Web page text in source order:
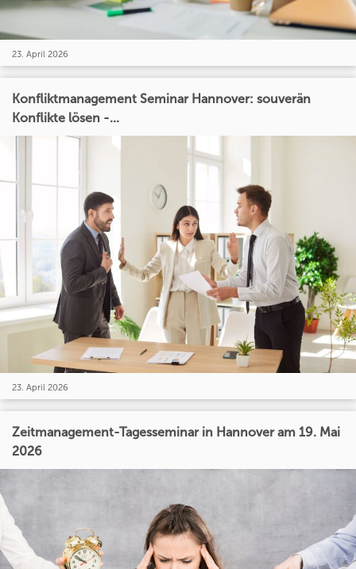
23. April 2026
Konfliktmanagement Seminar Hannover: souverän
Konflikte lösen -...
23. April 2026
Zeitmanagement-Tagesseminar in Hannover am 19. Mai
2026